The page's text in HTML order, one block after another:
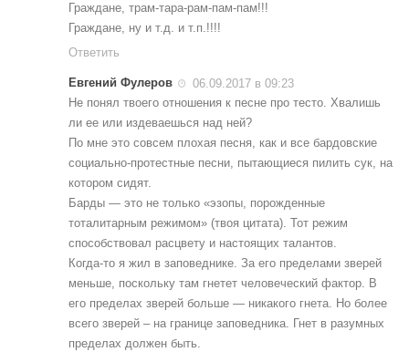
Граждане, трам-тара-рам-пам-пам!!!
Граждане, ну и т.д. и т.п.!!!!
Ответить
Евгений Фулеров
06.09.2017 в 09:23
Не понял твоего отношения к песне про тесто. Хвалишь
ли ее или издеваешься над ней?
По мне это совсем плохая песня, как и все бардовские
социально-протестные песни, пытающиеся пилить сук, на
котором сидят.
Барды — это не только «эзопы, порожденные
тоталитарным режимом» (твоя цитата). Тот режим
способствовал расцвету и настоящих талантов.
Когда-то я жил в заповеднике. За его пределами зверей
меньше, поскольку там гнетет человеческий фактор. В
его пределах зверей больше — никакого гнета. Но более
всего зверей – на границе заповедника. Гнет в разумных
пределах должен быть.